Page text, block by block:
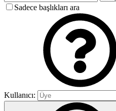
Sadece başlıkları ara
Kullanıcı: